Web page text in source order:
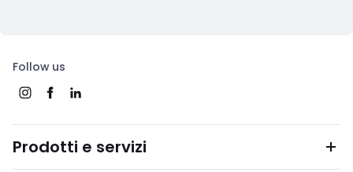
Follow us
Prodotti e servizi